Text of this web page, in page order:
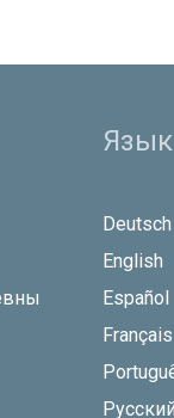
Язык
Deutsch
English
Español
Français
Русский